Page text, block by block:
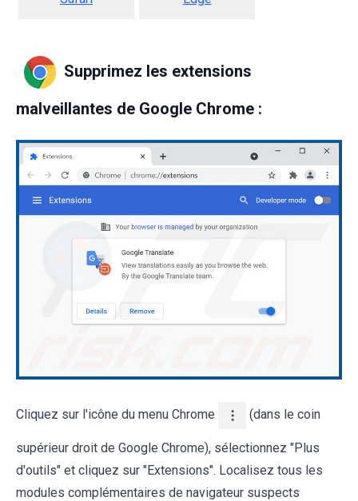
Supprimez les extensions
malveillantes de Google Chrome :
Cliquez sur l'icône du menu Chrome (dans le coin
supérieur droit de Google Chrome), sélectionnez "Plus
d'outils" et cliquez sur "Extensions". Localisez tous les
modules complémentaires de navigateur suspects